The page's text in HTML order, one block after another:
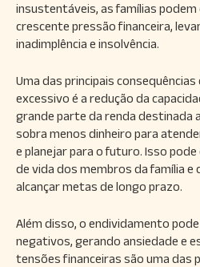
insustentáveis, as famílias podem
crescente pressão financeira,
inadimplência e insolvência.
Uma das principais
excessivo é a redução da
grande parte da renda destinada
sobra menos dinheiro para
e planejar para o futuro. Isso
de vida dos membros da família e
alcançar metas de longo prazo.
Além disso, o endividamento
negativos, gerando ansiedade e
tensões financeiras são uma das